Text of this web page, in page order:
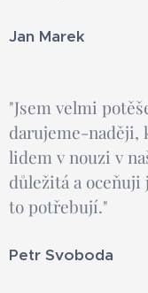
Jan Marek
"Jsem velmi
darujeme-naději,
lidem v nouzi v
důležitá a
to potřebují."
Petr Svoboda